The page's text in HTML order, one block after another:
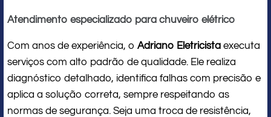
Atendimento especializado para chuveiro elétrico
Com anos de experiência, o Adriano Eletricista executa
serviços com alto padrão de qualidade. Ele realiza
diagnóstico detalhado, identifica falhas com precisão e
aplica a solução correta, sempre respeitando as
normas de segurança. Seja uma troca de resistência,